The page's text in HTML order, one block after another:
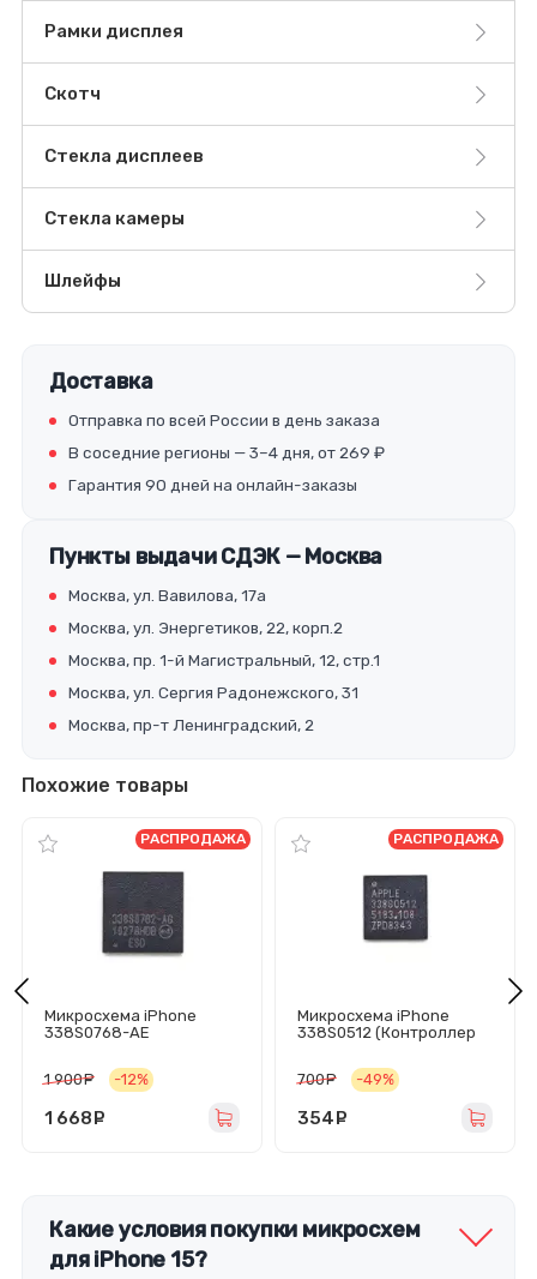
Рамки дисплея
Скотч
Стекла дисплеев
Стекла камеры
Шлейфы
Доставка
Отправка по всей России в день заказа
В соседние регионы — 3–4 дня, от 269 ₽
Гарантия 90 дней на онлайн-заказы
Пункты выдачи СДЭК — Москва
Москва, ул. Вавилова, 17а
Москва, ул. Энергетиков, 22, корп.2
Москва, пр. 1-й Магистральный, 12, стр.1
Москва, ул. Сергия Радонежского, 31
Москва, пр-т Ленинградский, 2
Похожие товары
Микросхема iPhone
338S0768-AE
РАСПРОДАЖА
1 900 руб.
-12%
1 668
Микросхема iPhone
338S0512 (Контроллер
РАСПРОДАЖА
700 руб.
-49%
354
Какие условия покупки микросхем
для iPhone 15?